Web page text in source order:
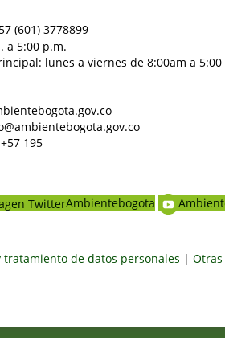
(601) 3778899
a 5:00 p.m.
lunes a viernes de 8:00am a
195
Ambientebogota
de datos personales | Otras